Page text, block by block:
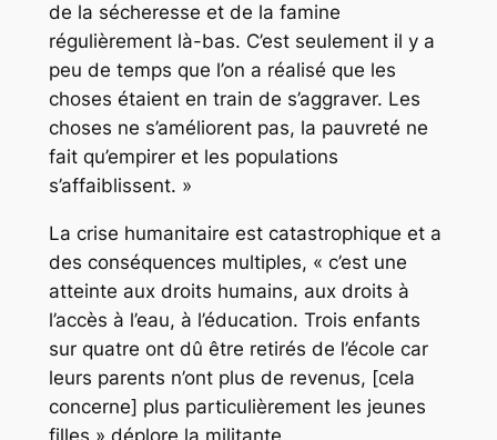
de la sécheresse et de la famine
régulièrement là-bas. C’est seulement il y a
peu de temps que l’on a réalisé que les
choses étaient en train de s’aggraver. Les
choses ne s’améliorent pas, la pauvreté ne
fait qu’empirer et les populations
s’affaiblissent. »
La crise humanitaire est catastrophique et a
des conséquences multiples, « c’est une
atteinte aux droits humains, aux droits à
l’accès à l’eau, à l’éducation. Trois enfants
sur quatre ont dû être retirés de l’école car
leurs parents n’ont plus de revenus, [cela
concerne] plus particulièrement les jeunes